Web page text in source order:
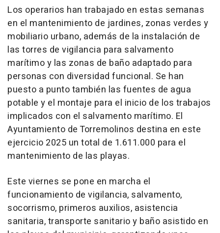
Los operarios han trabajado en estas semanas
en el mantenimiento de jardines, zonas verdes y
mobiliario urbano, además de la instalación de
las torres de vigilancia para salvamento
marítimo y las zonas de baño adaptado para
personas con diversidad funcional. Se han
puesto a punto también las fuentes de agua
potable y el montaje para el inicio de los trabajos
implicados con el salvamento marítimo. El
Ayuntamiento de Torremolinos destina en este
ejercicio 2025 un total de 1.611.000 para el
mantenimiento de las playas.
Este viernes se pone en marcha el
funcionamiento de vigilancia, salvamento,
socorrismo, primeros auxilios, asistencia
sanitaria, transporte sanitario y baño asistido en